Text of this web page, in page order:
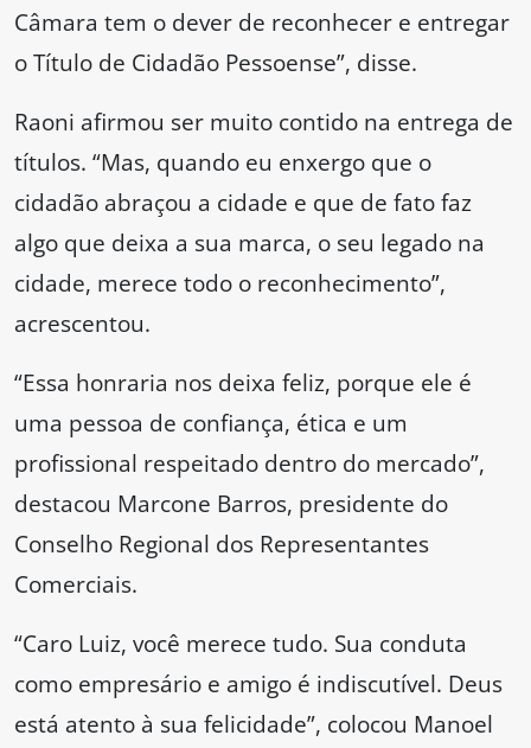
Câmara tem o dever de reconhecer e entregar
o Título de Cidadão Pessoense”, disse.
Raoni afirmou ser muito contido na entrega de
títulos. “Mas, quando eu enxergo que o
cidadão abraçou a cidade e que de fato faz
algo que deixa a sua marca, o seu legado na
cidade, merece todo o reconhecimento”,
acrescentou.
“Essa honraria nos deixa feliz, porque ele é
uma pessoa de confiança, ética e um
profissional respeitado dentro do mercado”,
destacou Marcone Barros, presidente do
Conselho Regional dos Representantes
Comerciais.
“Caro Luiz, você merece tudo. Sua conduta
como empresário e amigo é indiscutível. Deus
está atento à sua felicidade”, colocou Manoel